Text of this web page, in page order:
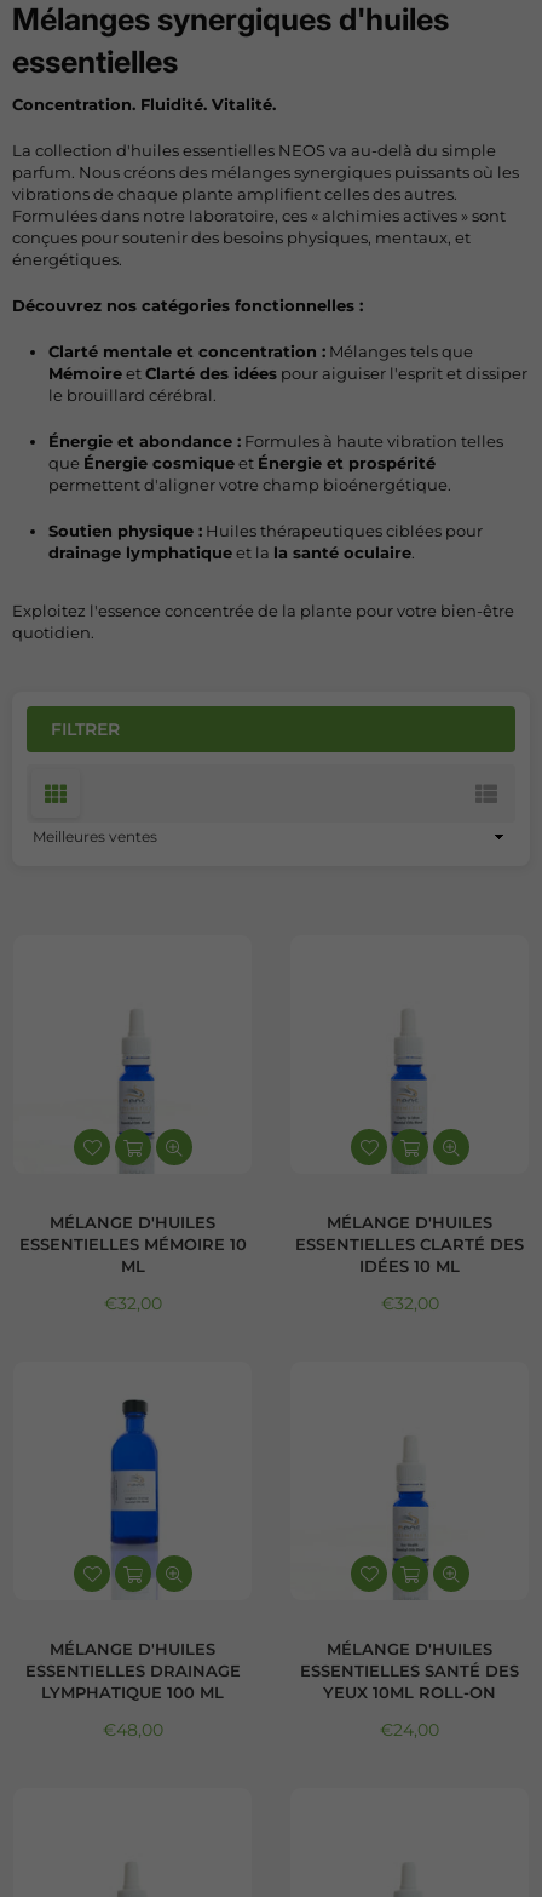
Mélanges synergiques d'huiles
essentielles
Concentration. Fluidité. Vitalité.
La collection d'huiles essentielles NEOS va au-delà du simple
parfum. Nous créons des mélanges synergiques puissants où les
vibrations de chaque plante amplifient celles des autres.
Formulées dans notre laboratoire, ces « alchimies actives » sont
conçues pour soutenir des besoins physiques, mentaux, et
énergétiques.
Découvrez nos catégories fonctionnelles :
Clarté mentale et concentration : Mélanges tels que
MémoireetClarté des idées pour aiguiser l'esprit et dissiper
le brouillard cérébral.
Énergie et abondance : Formules à haute vibration telles
que Énergie cosmiqueet Énergie et prospérité
permettent d'aligner votre champ bioénergétique.
Soutien physique : Huiles thérapeutiques ciblées pour
drainage lymphatiqueet la la santé oculaire
Exploitez l'essence concentrée de la plante pour votre bien-être
quotidien.
FILTRER
Trier
MÉLANGE D'HUILES
ESSENTIELLES MÉMOIRE 10
ML
Prix régulier
€32,00
MÉLANGE D'HUILES
ESSENTIELLES CLARTÉ DES
IDÉES 10 ML
Prix régulier
€32,00
MÉLANGE D'HUILES
ESSENTIELLES DRAINAGE
LYMPHATIQUE 100 ML
Prix régulier
€48,00
MÉLANGE D'HUILES
ESSENTIELLES SANTÉ DES
YEUX 10ML ROLL-ON
Prix régulier
€24,00